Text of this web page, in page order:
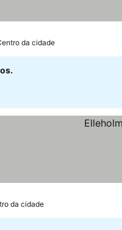
da cidade
da cidade